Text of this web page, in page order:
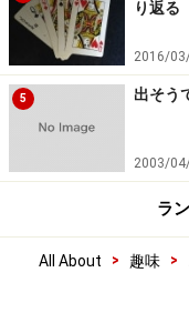
り返る
2016/
5 出そう
2003/
ラ
All About > 趣味 >